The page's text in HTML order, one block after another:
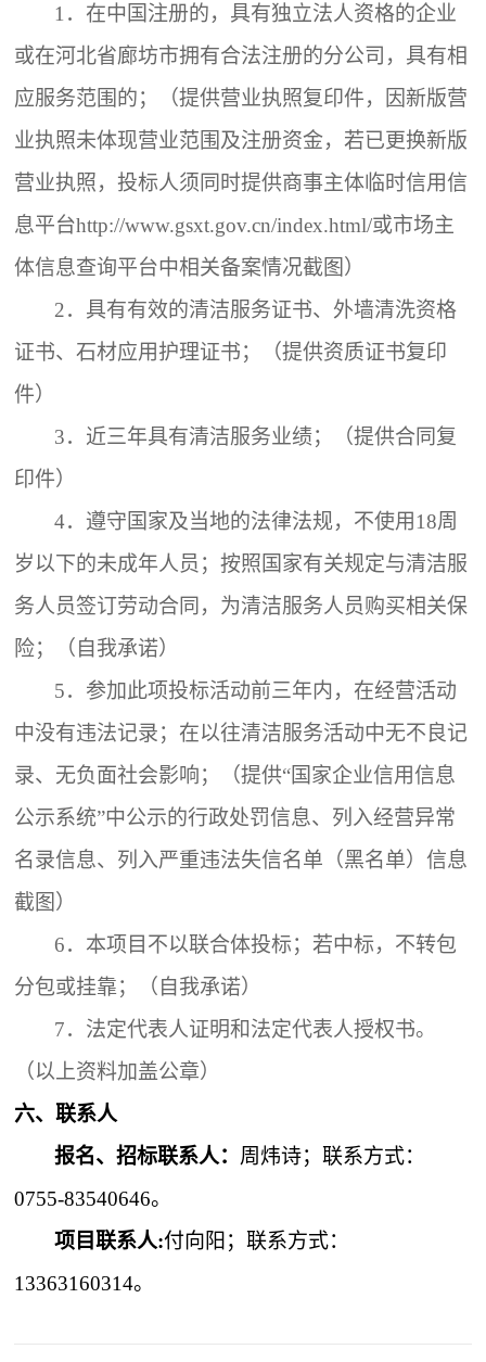
1． 在中国注册的，具有独立法人资格的企业
或在河北省廊坊市拥有合法注册的分公司，具有相
应服务范围的；（提供营业执照复印件，因新版营
业执照未体现营业范围及注册资金，若已更换新版
营业执照，投标人须同时提供商事主体临时信用信
息平台http://www.gsxt.gov.cn/index.html/或市场主
体信息查询平台中相关备案情况截图）
2． 具有有效的清洁服务证书、外墙清洗资格
证书、石材应用护理证书；（提供资质证书复印
件）
3． 近三年具有清洁服务业绩；（提供合同复
印件）
4．遵守国家及当地的法律法规，不使用18周
岁以下的未成年人员；按照国家有关规定与清洁服
务人员签订劳动合同，为清洁服务人员购买相关保
险；（自我承诺）
5． 参加此项投标活动前三年内，在经营活动
中没有违法记录；在以往清洁服务活动中无不良记
录、无负面社会影响；（提供“国家企业信用信息
公示系统”中公示的行政处罚信息、列入经营异常
名录信息、列入严重违法失信名单（黑名单）信息
截图）
6． 本项目不以联合体投标；若中标，不转包
分包或挂靠；（自我承诺）
7． 法定代表人证明和法定代表人授权书。
（以上资料加盖公章）
六、联系人
报名、招标联系人： 周炜诗；联系方式：
0755-83540646。
项目联系人:付向阳；联系方式：
13363160314。